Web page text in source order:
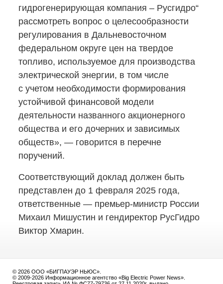
гидрогенерирующая компания – Русгидро“
рассмотреть вопрос о целесообразности
регулирования в Дальневосточном
федеральном округе цен на твердое
топливо, используемое для производства
электрической энергии, в том числе
с учетом необходимости формирования
устойчивой финансовой модели
деятельности названного акционерного
общества и его дочерних и зависимых
обществ», — говорится в перечне
поручений.
Соответствующий доклад должен быть
представлен до 1 февраля 2025 года,
ответственные — премьер-министр России
Михаил Мишустин и гендиректор РусГидро
Виктор Хмарин.
© 2026 ООО «БИГПАУЭР НЬЮС».
© 2009-2026 Информационное агентство «Big Electric Power News».